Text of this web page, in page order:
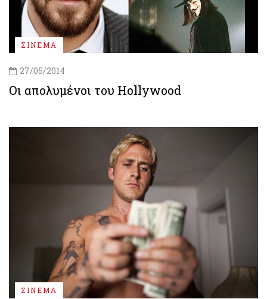
ΣΙΝΕΜΑ
27/05/2014
Οι απολυμένοι του Hollywood
ΣΙΝΕΜΑ